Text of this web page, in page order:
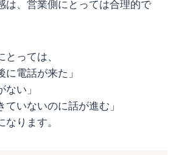
は、営業側にとっては合理的で
っては、
に電話が来た」
ない」
ていないのに話が進む」
なります。